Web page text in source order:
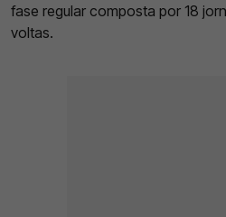
fase regular composta por 18
voltas.